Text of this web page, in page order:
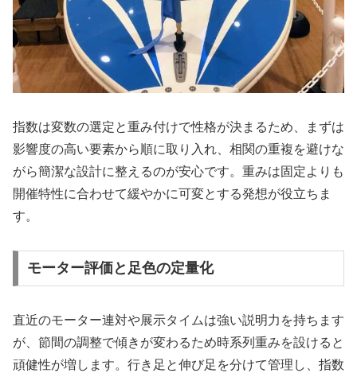
指数は変数の選定と重み付けで性格が決まるため、まずは
影響度の高い要素から順に取り入れ、相関の重複を避けな
がら簡潔な設計に整えるのが安心です。重みは固定よりも
開催特性に合わせて緩やかに可変とする発想が役立ちま
す。
モーター評価と足色の定量化
直近のモーター連対や展示タイムは強い説明力を持ちます
が、節間の調整で傾きが変わるため時系列重みを設けると
頑健性が増します。行き足と伸び足を分けて管理し、指数